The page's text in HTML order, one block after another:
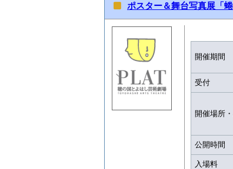
ポスター＆舞台写真展「
開催期間
受付
開催場所
公開時間
入場料